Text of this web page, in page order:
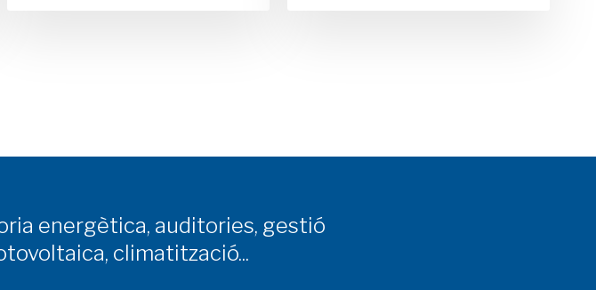
energètica, auditories, gestió
climatització...